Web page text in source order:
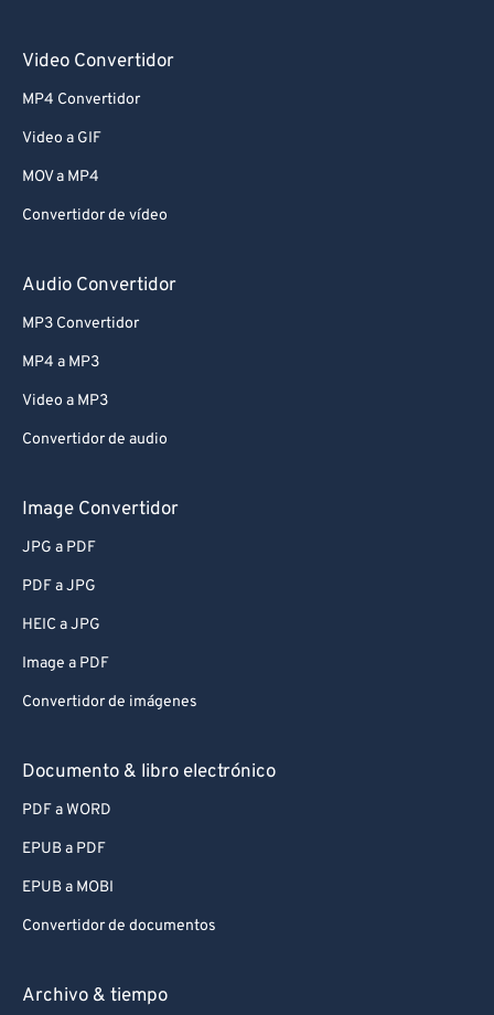
Video Convertidor
MP4 Convertidor
Video a GIF
MOV a MP4
Convertidor de vídeo
Audio Convertidor
MP3 Convertidor
MP4 a MP3
Video a MP3
Convertidor de audio
Image Convertidor
JPG a PDF
PDF a JPG
HEIC a JPG
Image a PDF
Convertidor de imágenes
Documento & libro electrónico
PDF a WORD
EPUB a PDF
EPUB a MOBI
Convertidor de documentos
Archivo & tiempo